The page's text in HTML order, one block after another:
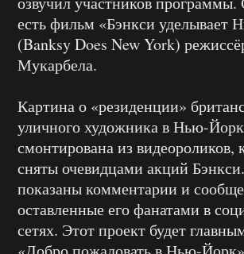
есть фильм «Бэнкси уделывает
(Banksy Does New York)
Мукарбела.
Картина о «резиденции»
уличного художника в Нью-
смонтирована из видеороликов,
сняты очевидцами акций
показаны комментарии и
оставленные его фанатами в
сетях. Этот проект будет